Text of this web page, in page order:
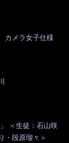
カメラ女子仕様
＜生徒：石山咲
・段原瑠々＞